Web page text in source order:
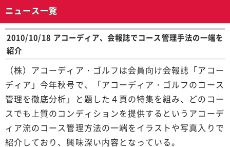
ニュース一覧
2010/10/18 アコーディア、会報誌でコース管理手法の一端を
紹介
（株）アコーディア・ゴルフは会員向け会報誌「アコー
ディア」今年秋号で、「アコーディア・ゴルフのコース
管理を徹底分析」と題した４頁の特集を組み、どのコー
スでも上質のコンディションを提供するというアコーデ
ィア流のコース管理方法の一端をイラストや写真入りで
紹介しており、興味深い内容となっている。